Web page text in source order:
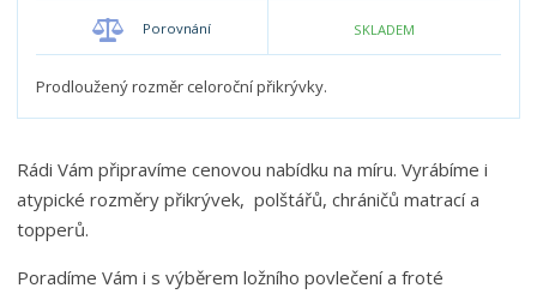
Porovnání SKLADEM
Prodloužený rozměr celoroční přikrývky.
Rádi Vám připravíme cenovou nabídku na míru. Vyrábíme i
atypické rozměry přikrývek, polštářů, chráničů matrací a
topperů.
Poradíme Vám i s výběrem ložního povlečení a froté